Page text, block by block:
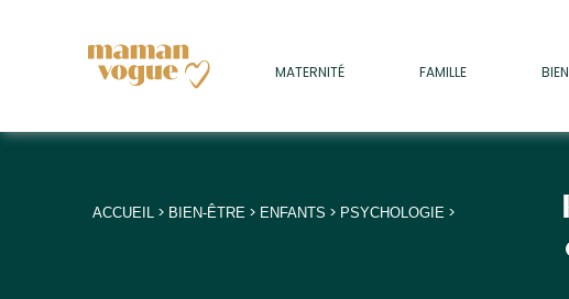
MATERNITÉ FAMILLE
•
•
+
+
ACCUEIL > BIEN-ÊTRE > ENFANTS > PSYCHOLOGIE >